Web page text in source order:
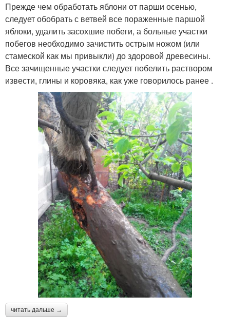
Прежде чем обработать яблони от парши осенью,
следует обобрать с ветвей все пораженные паршой
яблоки, удалить засохшие побеги, а больные участки
побегов необходимо зачистить острым ножом (или
стамеской как мы привыкли) до здоровой древесины.
Все зачищенные участки следует побелить раствором
извести, глины и коровяка, как уже говорилось ранее .
читать дальше →